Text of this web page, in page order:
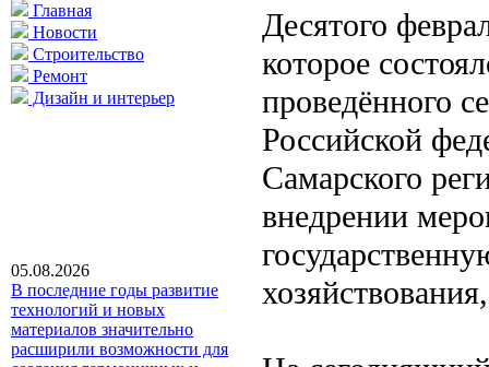
Главная
Новости
Строительство
Ремонт
Дизайн и интерьер
05.08.2026
В последние годы развитие
технологий и новых
материалов значительно
расширили возможности для
Десятого
которое
проведённого
Российской
Самарского
внедрении